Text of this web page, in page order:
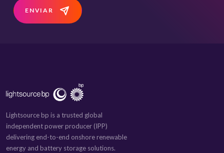
ENVIAR
Lightsource bp is a trusted global
independent power producer (IPP)
delivering end-to-end onshore renewable
energy and battery storage solutions.